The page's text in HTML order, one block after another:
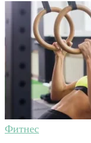
Фитнес